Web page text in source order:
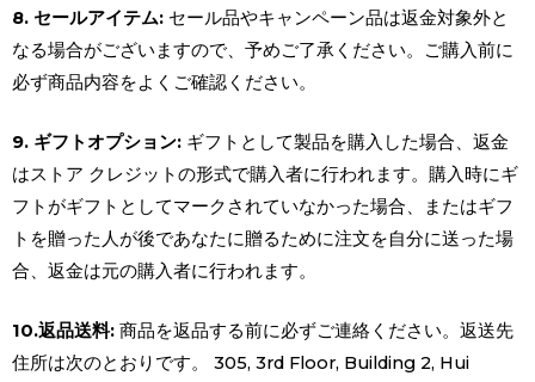
8. セールアイテム: セール品やキャンペーン品は返金対象外と
なる場合がございますので、予めご了承ください。ご購入前に
必ず商品内容をよくご確認ください。
9. ギフトオプション: ギフトとして製品を購入した場合、返金
はストア クレジットの形式で購入者に行われます。購入時にギ
フトがギフトとしてマークされていなかった場合、またはギフ
トを贈った人が後であなたに贈るために注文を自分に送った場
合、返金は元の購入者に行われます。
10.返品送料: 商品を返品する前に必ずご連絡ください。返送先
住所は次のとおりです。 305, 3rd Floor, Building 2, Hui